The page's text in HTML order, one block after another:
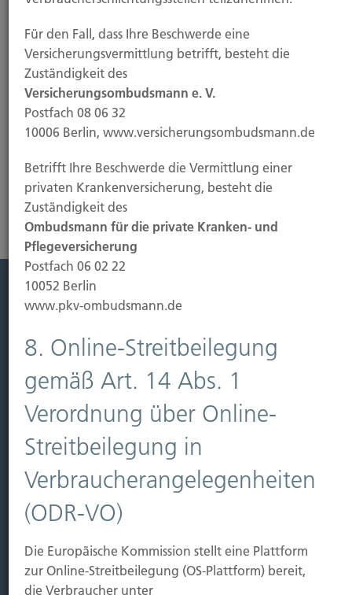
Anfahrt
Adressbeschreibung und Routenplanung finden Sie
hier.
Leistung
Leben
Vorsorgen
Sichern
Immobilien Vers.
Kauf Grundstück
Baufertigstellung/Hauskauf
Einzug/Vermietung
Schaden
Kontakt
Hubert Brück KG| Inhaber: Dipl. Ökonom Johannes
Für den Fall, dass Ihre Beschwerde eine
Versicherungsvermittlung betrifft, besteht die
Zuständigkeit des
Versicherungsombudsmann e. V.
Postfach 08 06 32
10006 Berlin, www.versicherungsombudsmann.de
Betrifft Ihre Beschwerde die Vermittlung einer
privaten Krankenversicherung, besteht die
Zuständigkeit des
Ombudsmann für die private Kranken- und
Pflegeversicherung
Postfach 06 02 22
10052 Berlin
www.pkv-ombudsmann.de
8. Online-Streitbeilegung
gemäß Art. 14 Abs. 1
Verordnung über Online-
Streitbeilegung in
Verbraucherangelegenheiten
(ODR-VO)
Die Europäische Kommission stellt eine Plattform
zur Online-Streitbeilegung (OS-Plattform) bereit,
die Verbraucher unter